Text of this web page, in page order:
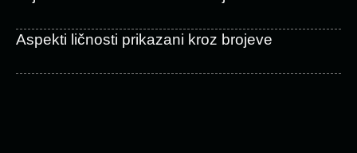
Aspekti ličnosti prikazani kroz brojeve